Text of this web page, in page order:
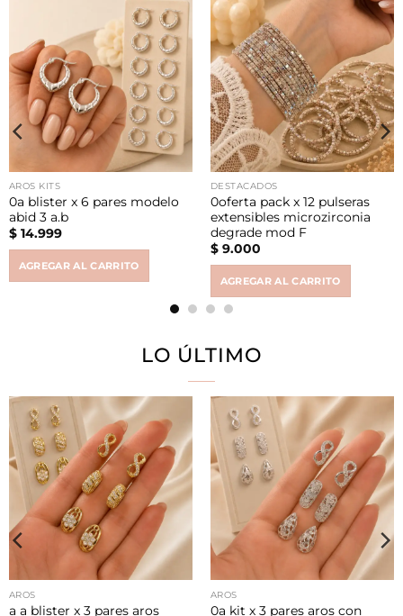
AROS KITS
0a blister x 6 pares modelo
abid 3 a.b
$14.999
AGREGAR AL CARRITO
DESTACADOS
0oferta pack x 12 pulseras
extensibles microzirconia
degrade mod F
$9.000
AGREGAR AL CARRITO
LO ÚLTIMO
AROS
a a blister x 3 pares aros
AROS
0a kit x 3 pares aros con